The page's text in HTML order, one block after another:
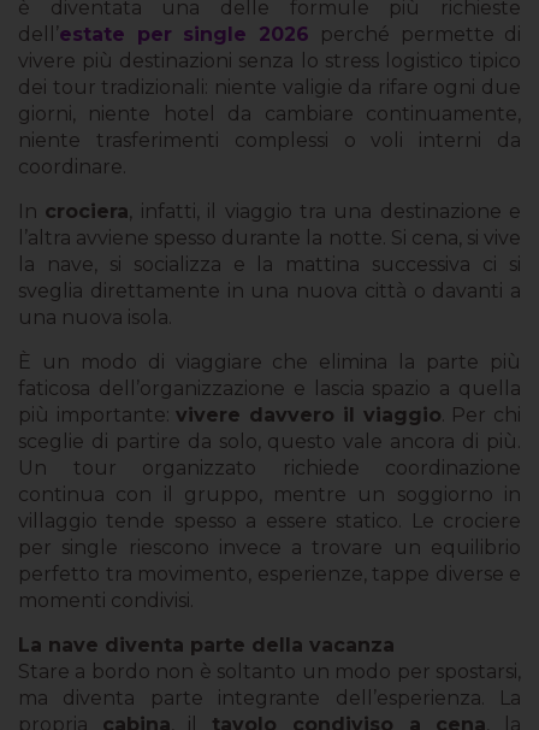
è diventata una delle formule più richieste
dell’estate per single 2026
perché permette di
vivere più destinazioni senza lo stress logistico tipico
dei tour tradizionali: niente valigie da rifare ogni due
giorni, niente hotel da cambiare continuamente,
niente trasferimenti complessi o voli interni da
coordinare.
In crociera, infatti, il viaggio tra una destinazione e
l’altra avviene spesso durante la notte. Si cena, si vive
la nave, si socializza e la mattina successiva ci si
sveglia direttamente in una nuova città o davanti a
una nuova isola.
È un modo di viaggiare che elimina la parte più
faticosa dell’organizzazione e lascia spazio a quella
più importante:vivere davvero il viaggio. Per chi
sceglie di partire da solo, questo vale ancora di più.
Un tour organizzato richiede coordinazione
continua con il gruppo, mentre un soggiorno in
villaggio tende spesso a essere statico. Le crociere
per single riescono invece a trovare un equilibrio
perfetto tra movimento, esperienze, tappe diverse e
momenti condivisi.
La nave diventa parte della vacanza
Stare a bordo non è soltanto un modo per spostarsi,
ma diventa parte integrante dell’esperienza. La
propria cabina, il tavolo condiviso a cena, la